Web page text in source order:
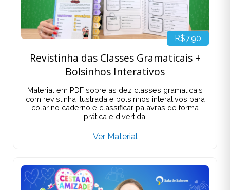
R$7,90
Revistinha das Classes Gramaticais +
Bolsinhos Interativos
Material em PDF sobre as dez classes gramaticais
com revistinha ilustrada e bolsinhos interativos para
colar no caderno e classificar palavras de forma
prática e divertida.
Ver Material